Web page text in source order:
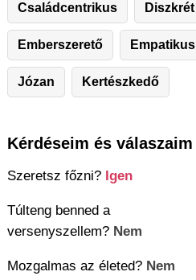
Családcentrikus Diszkrét
Emberszerető Empatikus
Józan Kertészkedő
Kérdéseim és válaszaim
Szeretsz főzni? Igen
Túlteng benned a
versenyszellem? Nem
Mozgalmas az életed? Nem